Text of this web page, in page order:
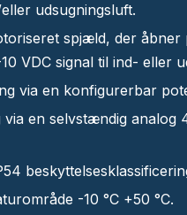
udsugningsluft.
spjæld, der
VDC signal til ind- eller
via en konfigurerbar
via en selvstændig analog
-10 °C +50 °C.